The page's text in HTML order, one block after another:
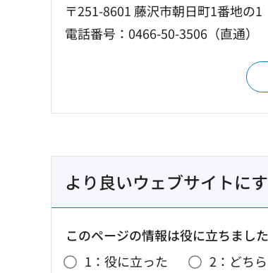
〒251-8601 藤沢市朝日町1番地の
電話番号：0466-50-3506（直通）
より良いウェブサイトに
このページの情報は役に立ちまし
1：役に立った
2：どち